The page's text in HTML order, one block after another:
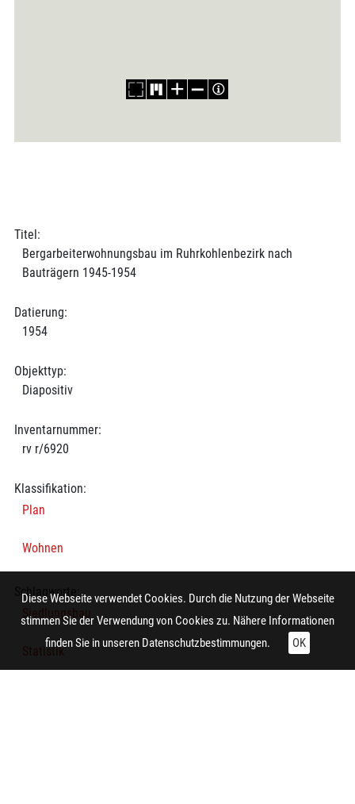
Titel:
Bergarbeiterwohnungsbau im Ruhrkohlenbezirk nach
Bauträgern 1945-1954
Datierung:
1954
Objekttyp:
Diapositiv
Inventarnummer:
rv r/6920
Klassifikation:
Plan
Wohnen
Schlagworte:
Siedlungsbau
Statistik
Diese Webseite verwendet Cookies. Durch die Nutzung der Webseite
stimmen Sie der Verwendung von Cookies zu. Nähere Informationen
finden Sie in unseren Datenschutzbestimmungen. OK